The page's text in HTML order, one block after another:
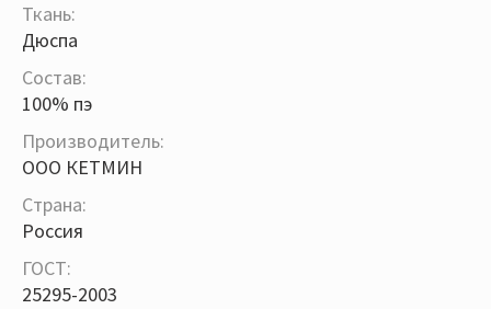
Ткань:
Дюспа
Состав:
100% пэ
Производитель:
ООО КЕТМИН
Страна:
Россия
ГОСТ:
25295-2003